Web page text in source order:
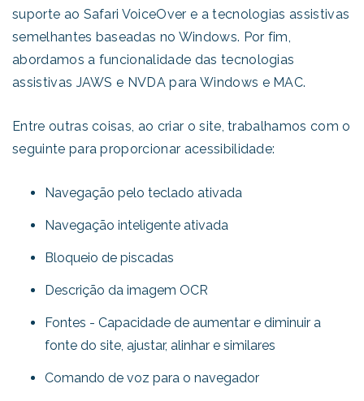
suporte ao Safari VoiceOver e a tecnologias assistivas
semelhantes baseadas no Windows. Por fim,
abordamos a funcionalidade das tecnologias
assistivas JAWS e NVDA para Windows e MAC.
Entre outras coisas, ao criar o site, trabalhamos com o
seguinte para proporcionar acessibilidade:
Navegação pelo teclado ativada
Navegação inteligente ativada
Bloqueio de piscadas
Descrição da imagem OCR
Fontes - Capacidade de aumentar e diminuir a
fonte do site, ajustar, alinhar e similares
Comando de voz para o navegador